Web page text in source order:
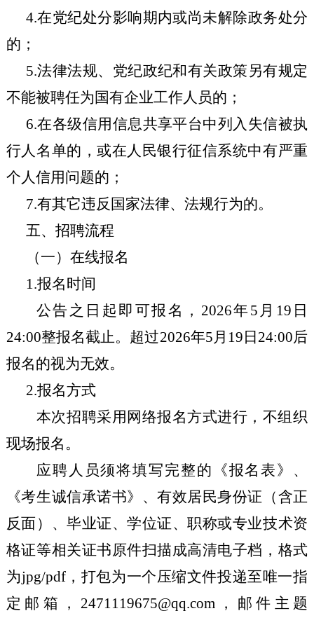
4.在党纪处分影响期内或尚未解除政务处分
的；
5.法律法规、党纪政纪和有关政策另有规定
不能被聘任为国有企业工作人员的；
6.在各级信用信息共享平台中列入失信被执
行人名单的，或在人民银行征信系统中有严重
个人信用问题的；
7.有其它违反国家法律、法规行为的。
五、招聘流程
（一）在线报名
1.报名时间
公告之日起即可报 名， 2026年 5 月 19 日
24:00整报名截止。超过2026年5月 19 日 24:00后
报名的视为无效。
2.报名方式
本次招聘采用网络报名方式进行，不组织
现场报名。
应聘人员须将填写完整的《报名表》、
《考生诚信承诺书》、有效居民身份证（含正
反面）、毕业证、学位证、职称或专业技术资
格证等相关证书原件扫描成高清电子档，格式
为jpg/pdf，打包为一个压缩文件投递至唯一指
定邮箱， 2471119675@qq.com，邮件主题